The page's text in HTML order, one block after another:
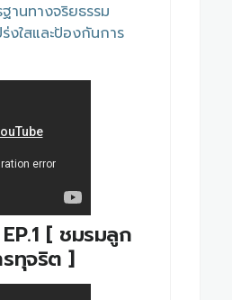
านทางจริยธรรม
งใสและป้องกันการ
[ ชมรมลูก
ทุจริต ]